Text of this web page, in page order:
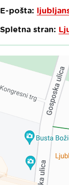
E-pošta:
Spletna stran: